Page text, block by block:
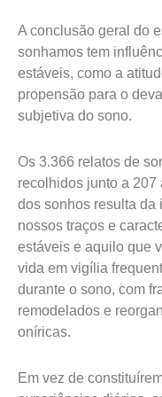
A conclusão geral do
sonhamos tem
estáveis, como a
propensão para o
subjetiva do sono.
Os 3.366 relatos de
recolhidos junto a
dos sonhos resulta da
nossos traços e
estáveis e aquilo que
vida em vigília
durante o sono, com
remodelados e
oníricas.
Em vez de